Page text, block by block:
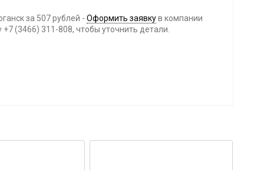
за 507 рублей - Оформить заявкув компании
(3466) 311-808, чтобы уточнить детали.